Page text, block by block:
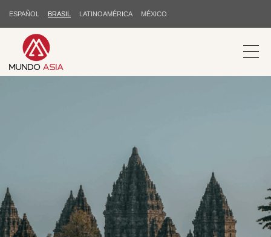
ESPAÑOL BRASIL LATINOAMÉRICA MÉXICO